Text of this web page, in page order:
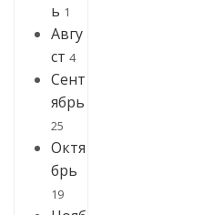
ь 1
Авгу
ст 4
Сент
ябрь
25
Октя
брь
19